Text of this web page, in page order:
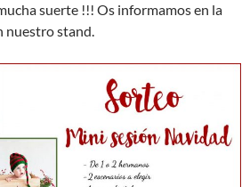
suerte !!! Os informamos en la
nuestro stand.